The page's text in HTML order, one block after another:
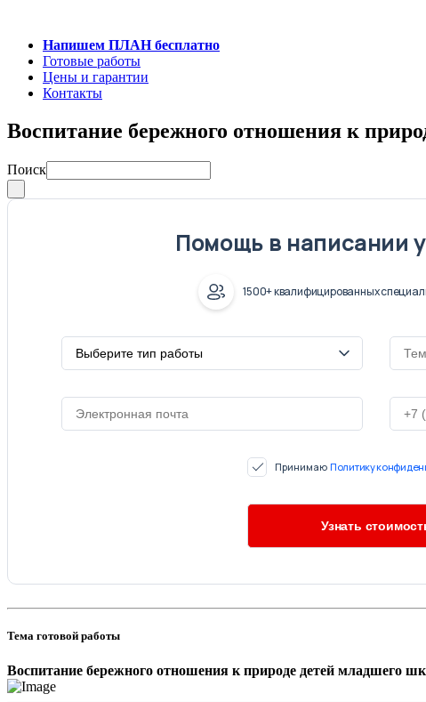
Напишем ПЛАН бесплатно
Готовые работы
Цены и гарантии
Контакты
Воспитание бережного отношения к
Поиск
Помощь в написании
1500+ квалифицированных
Принимаю Политику
Тема готовой работы
Воспитание бережного отношения к природе детей младшего